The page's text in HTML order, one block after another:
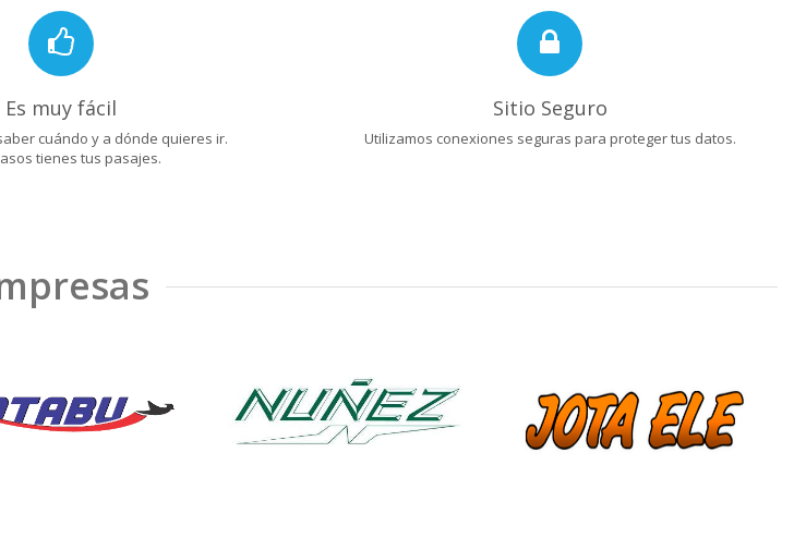
Es muy fácil
cuándo y a dónde quieres ir.
tienes tus pasajes.
Sitio Seguro
Utilizamos conexiones seguras para proteger tus datos.